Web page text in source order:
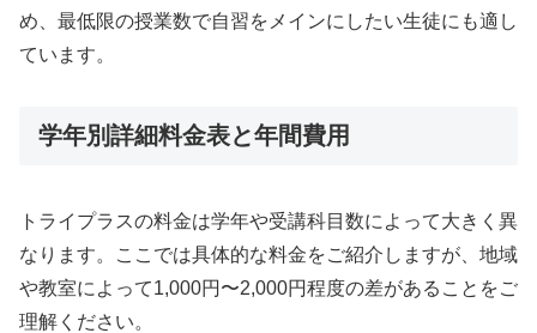
め、最低限の授業数で自習をメインにしたい生徒にも適し
ています。
学年別詳細料金表と年間費用
トライプラスの料金は学年や受講科目数によって大きく異
なります。ここでは具体的な料金をご紹介しますが、地域
や教室によって1,000円〜2,000円程度の差があることをご
理解ください。